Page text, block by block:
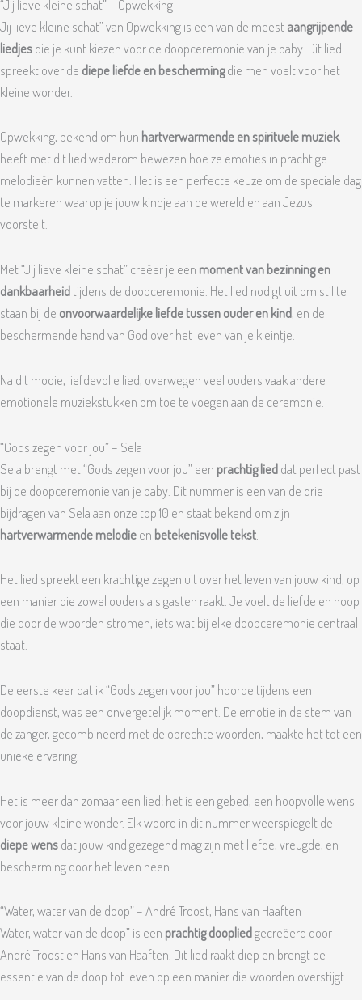
“Jij lieve kleine schat” – Opwekking
Jij lieve kleine schat” van Opwekking is een van de meestaangrijpende
liedjesdie je kunt kiezen voor de doopceremonie van je baby. Dit lied
spreekt over de diepe liefde en beschermingdie men voelt voor het
kleine wonder.
Opwekking, bekend om hun hartverwarmende en spirituele muziek,
heeft met dit lied wederom bewezen hoe ze emoties in prachtige
melodieën kunnen vatten. Het is een perfecte keuze om de speciale dag
te markeren waarop je jouw kindje aan de wereld en aan Jezus
voorstelt.
Met “Jij lieve kleine schat” creëer je een moment van bezinning en
dankbaarheidtijdens de doopceremonie. Het lied nodigt uit om stil te
staan bij de onvoorwaardelijke liefde tussen ouder en kind, en de
beschermende hand van God over het leven van je kleintje.
Na dit mooie, liefdevolle lied, overwegen veel ouders vaak andere
emotionele muziekstukken om toe te voegen aan de ceremonie.
“Gods zegen voor jou” – Sela
Sela brengt met “Gods zegen voor jou” een prachtig lieddat perfect past
bij de doopceremonie van je baby. Dit nummer is een van de drie
bijdragen van Sela aan onze top 10 en staat bekend om zijn
hartverwarmende melodieen betekenisvolle tekst
Het lied spreekt een krachtige zegen uit over het leven van jouw kind, op
een manier die zowel ouders als gasten raakt. Je voelt de liefde en hoop
die door de woorden stromen, iets wat bij elke doopceremonie centraal
staat.
De eerste keer dat ik “Gods zegen voor jou” hoorde tijdens een
doopdienst, was een onvergetelijk moment. De emotie in de stem van
de zanger, gecombineerd met de oprechte woorden, maakte het tot een
unieke ervaring.
Het is meer dan zomaar een lied; het is een gebed, een hoopvolle wens
voor jouw kleine wonder. Elk woord in dit nummer weerspiegelt de
diepe wensdat jouw kind gezegend mag zijn met liefde, vreugde, en
bescherming door het leven heen.
“Water, water van de doop” – André Troost, Hans van Haaften
Water, water van de doop” is een prachtig doopliedgecreëerd door
André Troost en Hans van Haaften. Dit lied raakt diep en brengt de
essentie van de doop tot leven op een manier die woorden overstijgt.